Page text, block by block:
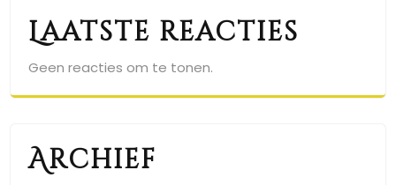
Laatste reacties
Geen reacties om te tonen.
Archief